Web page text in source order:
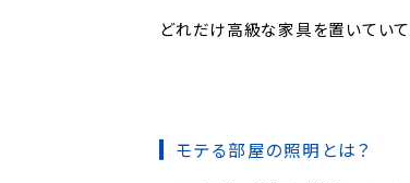
どれだけ高級な家具を置いてい
モテる部屋の照明とは？